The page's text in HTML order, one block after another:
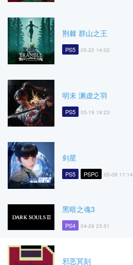
荆棘 群山之王
PS5 05-22 14:02
明末 渊虚之羽
PS5 05-19 19:23
剑星
PS5 PSPC 05-09 11:14
黑暗之魂3
PS4 04-26 23:51
邪恶冥刻